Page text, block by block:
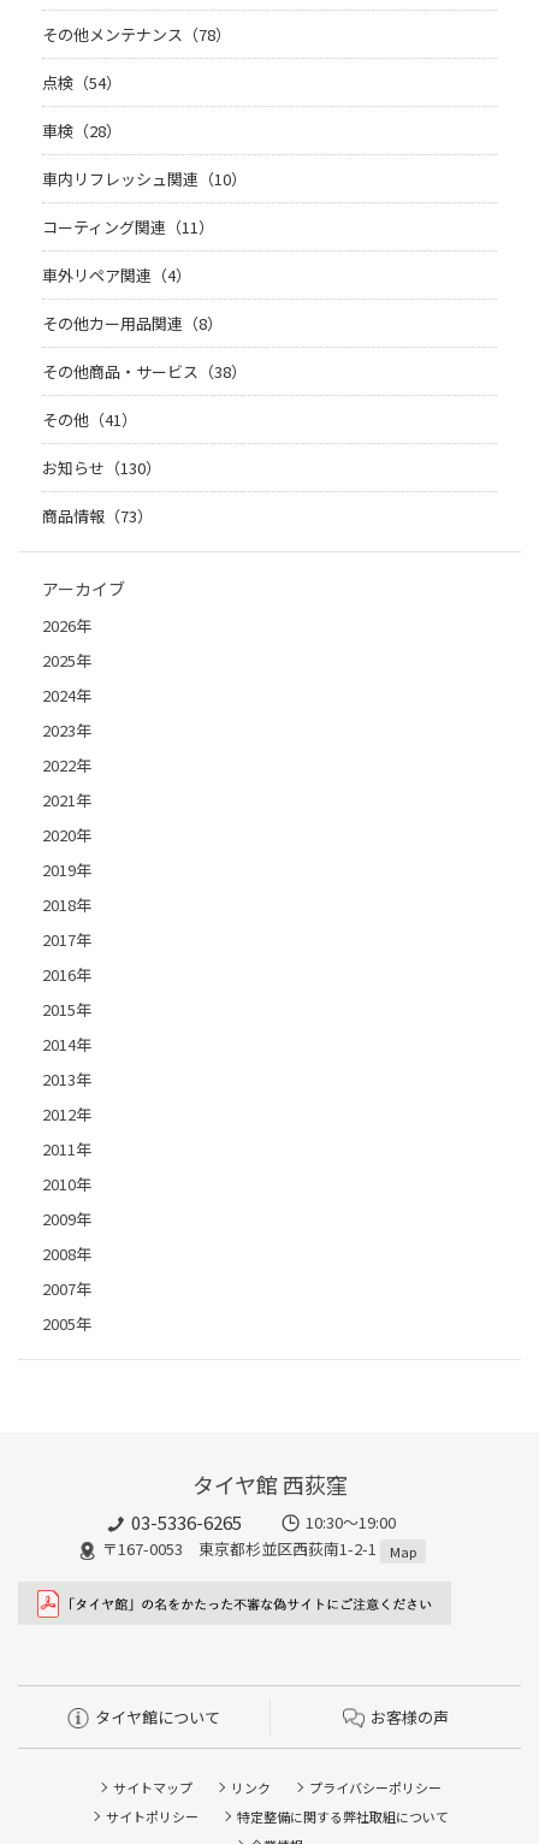
その他メンテナンス（78）
点検（54）
車検（28）
車内リフレッシュ関連（10）
コーティング関連（11）
車外リペア関連（4）
その他カー用品関連（8）
その他商品・サービス（38）
その他（41）
お知らせ（130）
商品情報（73）
アーカイブ
2026年
2025年
2024年
2023年
2022年
2021年
2020年
2019年
2018年
2017年
2016年
2015年
2014年
2013年
2012年
2011年
2010年
2009年
2008年
2007年
2005年
タイヤ館 西荻窪
03-5336-6265
10:30～19:00
〒167-0053 東京都杉並区西荻南1-2-1
Map
タイヤ館について お客様の声
サイトマップ リンク
プライバシーポリシー
サイトポリシー
特定整備に関する弊社取組について